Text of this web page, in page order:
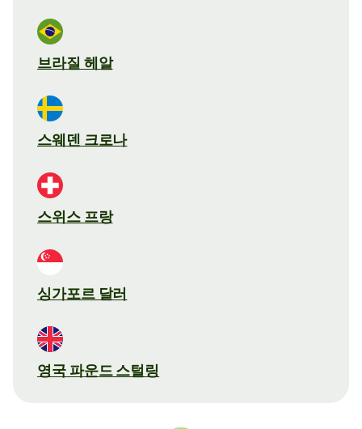
브라질 헤알
스웨덴 크로나
스위스 프랑
싱가포르 달러
영국 파운드 스털링